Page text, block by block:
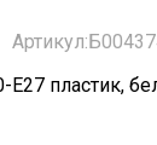
Е27 пластик,